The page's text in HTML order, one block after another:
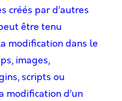
créés par d’autres
être tenu
modiﬁcation dans le
images,
scripts ou
modiﬁcation d’un